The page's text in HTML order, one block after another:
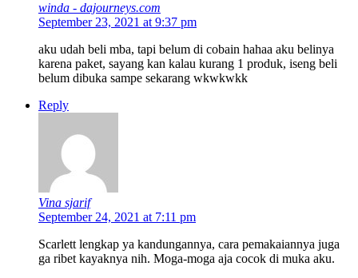
winda - dajourneys.com
September 23, 2021 at 9:37 pm
aku udah beli mba, tapi belum di cobain hahaa aku belinya
karena paket, sayang kan kalau kurang 1 produk, iseng beli
belum dibuka sampe sekarang wkwkwkk
Reply
Vina sjarif
September 24, 2021 at 7:11 pm
Scarlett lengkap ya kandungannya, cara pemakaiannya juga
ga ribet kayaknya nih. Moga-moga aja cocok di muka aku.